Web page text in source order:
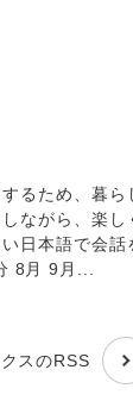
るため、暮ら
ながら、楽し
日本語で会話
8月 9月...
スのRSS